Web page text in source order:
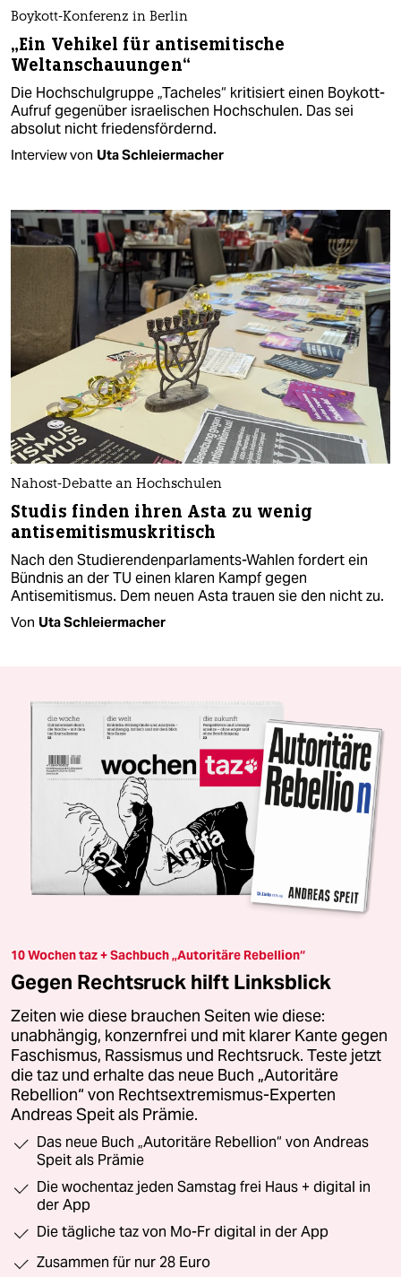
Boykott-Konferenz in Berlin
„Ein Vehikel für antisemitische
Weltanschauungen“
Die Hochschulgruppe „Tacheles“ kritisiert einen Boykott-
Aufruf gegenüber israelischen Hochschulen. Das sei
absolut nicht friedensfördernd.
Interview von Uta Schleiermacher
Nahost-Debatte an Hochschulen
Studis finden ihren Asta zu wenig
antisemitismuskritisch
Nach den Studierendenparlaments-Wahlen fordert ein
Bündnis an der TU einen klaren Kampf gegen
Antisemitismus. Dem neuen Asta trauen sie den nicht zu.
Von Uta Schleiermacher
10 Wochen taz + Sachbuch „Autoritäre Rebellion“
Gegen Rechtsruck hilft Linksblick
Zeiten wie diese brauchen Seiten wie diese:
unabhängig, konzernfrei und mit klarer Kante gegen
Faschismus, Rassismus und Rechtsruck. Teste jetzt
die taz und erhalte das neue Buch „Autoritäre
Rebellion“ von Rechtsextremismus-Experten
Andreas Speit als Prämie.
Das neue Buch „Autoritäre Rebellion“ von Andreas
Speit als Prämie
Die wochentaz jeden Samstag frei Haus + digital in
der App
Die tägliche taz von Mo-Fr digital in der App
Zusammen für nur 28 Euro